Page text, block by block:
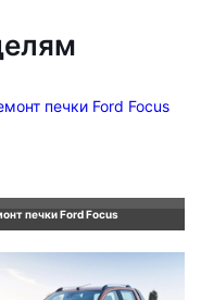
печки Ford Focus